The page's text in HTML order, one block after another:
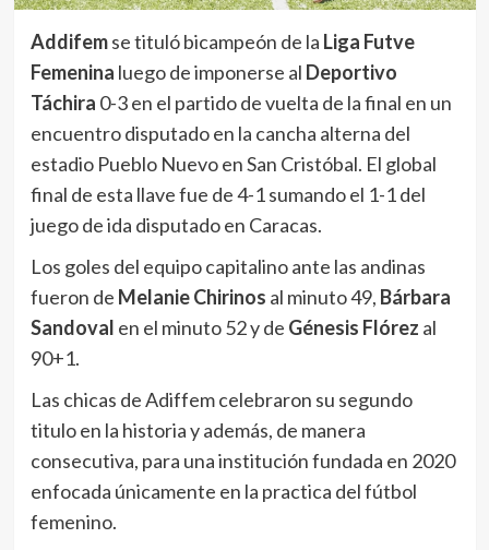
Addifemse tituló bicampeón de la Liga Futve
Femenina luego de imponerse al Deportivo
Táchira 0-3 en el partido de vuelta de la final en un
encuentro disputado en la cancha alterna del
estadio Pueblo Nuevo en San Cristóbal. El global
final de esta llave fue de 4-1 sumando el 1-1 del
juego de ida disputado en Caracas.
Los goles del equipo capitalino ante las andinas
fueron de Melanie Chirinos al minuto 49, Bárbara
Sandoval en el minuto 52 y de Génesis Flórez al
90+1.
Las chicas de Adiffem celebraron su segundo
titulo en la historia y además, de manera
consecutiva, para una institución fundada en 2020
enfocada únicamente en la practica del fútbol
femenino.